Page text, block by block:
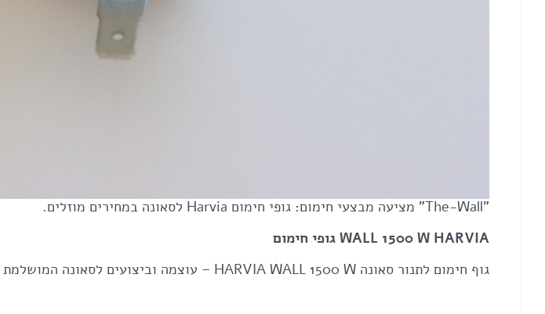
"The-Wall" מציעה מבצעי חימום: גופי חימום Harvia לסאונה במחירים מוזלים.
WALL 1500 W HARVIA גופי חימום
גוף חימום לתנור סאונה HARVIA WALL 1500 W – עוצמה וביצועים לסאונה המושלמת